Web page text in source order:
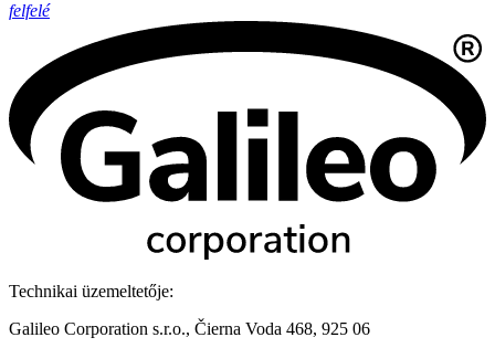
felfelé
Technikai üzemeltetője:
Galileo Corporation s.r.o., Čierna Voda 468, 925 06